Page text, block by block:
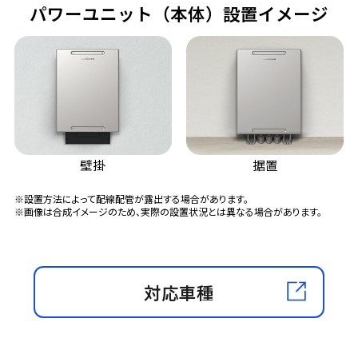
パワーユニット（本体）設置イメージ
壁掛 据置
※設置方法によって配線配管が露出する場合があります。
※画像は合成イメージのため、実際の設置状況とは異なる場合があります。
対応車種